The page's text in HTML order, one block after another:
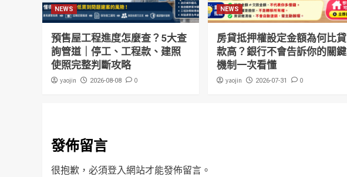
NEWS
預售屋工程進度怎麼查？5大查
詢管道｜停工、工程款、建照
使照完整判斷攻略
yaojin 2026-08-08 0
NEWS
房貸抵押權設定金額為何比貸
款高？銀行不會告訴你的關鍵
機制一次看懂
yaojin 2026-07-31 0
發佈留言
很抱歉，必須登入網站才能發佈留言。